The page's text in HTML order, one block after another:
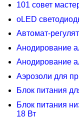
101 совет
oLED
Автомат-
Анодирование
Анодирование
Аэрозоли для
Блок питания
Блок питания
18 Вт